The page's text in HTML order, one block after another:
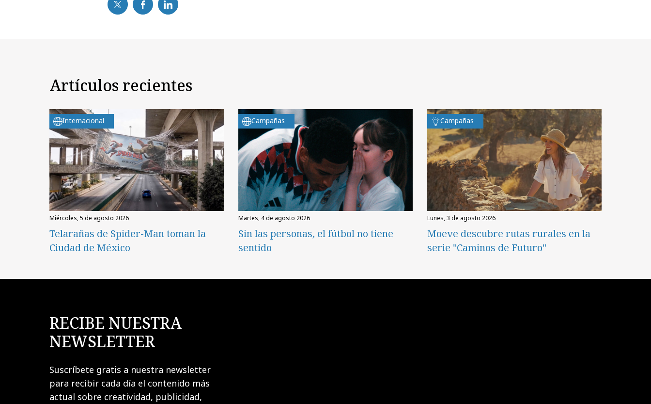
Artículos recientes
Internacional
miércoles, 5 de agosto 2026
Telarañas de Spider-Man toman la
Ciudad de México
Campañas
martes, 4 de agosto 2026
Sin las personas, el fútbol no tiene
sentido
Campañas
lunes, 3 de agosto 2026
Moeve descubre rutas rurales en la
serie "Caminos de Futuro"
RECIBE NUESTRA
NEWSLETTER
Suscríbete gratis a nuestra newsletter
para recibir cada día el contenido más
actual sobre creatividad, publicidad,